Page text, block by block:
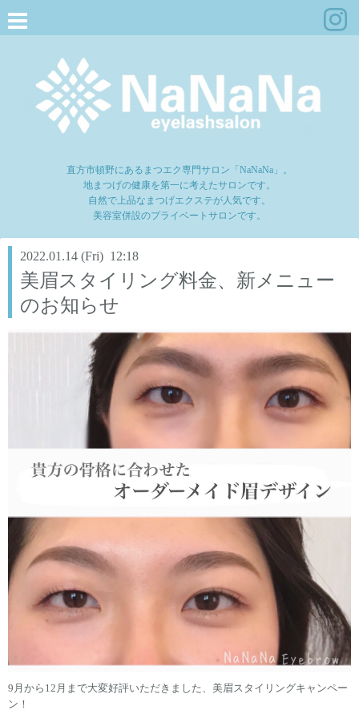
直方市頓野にあるまつエク専門サロン「NaNaNa」。
地まつげの健康を第一に考えたサロンです。
自然で上品なまつげエクステが人気です。
美容室併設のプライベートサロンです。
2022.01.14 (Fri) 12:18
美眉スタイリング料金、新メニュー
のお知らせ
9月から12月まで大変好評いただきました、美眉スタイリングキャンペー
ン ！